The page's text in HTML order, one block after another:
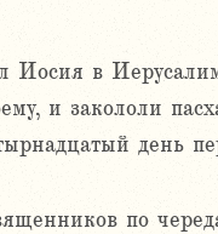
Иосия в
и закололи
день
по